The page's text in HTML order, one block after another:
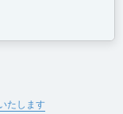
たします